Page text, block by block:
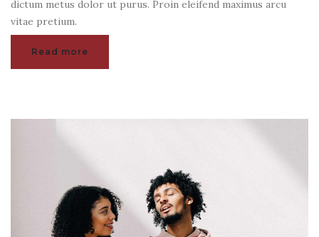
dictum metus dolor ut purus. Proin eleifend maximus arcu
vitae pretium.
Read more